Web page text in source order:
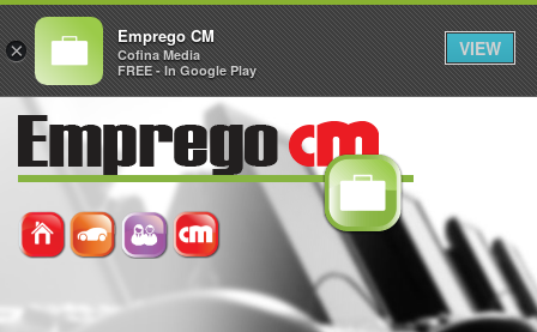
×
Emprego CM
Cofina Media
FREE - In Google Play
VIEW